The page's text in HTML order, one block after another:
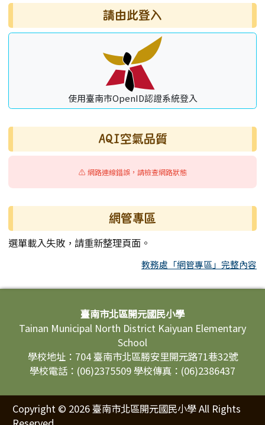
右邊區域內容 請由此登入
使用臺南市OpenID認證系統登入
AQI空氣品質
⚠️ 網路連線錯誤，請檢查網路狀態
網管專區
選單載入失敗，請重新整理頁面。
教務處「網管專區」完整內容
頁尾區域內容臺南市北區開元國民小學
Tainan Municipal North District Kaiyuan Elementary
School
學校地址：704 臺南市北區勝安里開元路71巷32號
學校電話：(06)2375509 學校傳真：(06)2386437
Copyright © 2026 臺南市北區開元國民小學 All Rights